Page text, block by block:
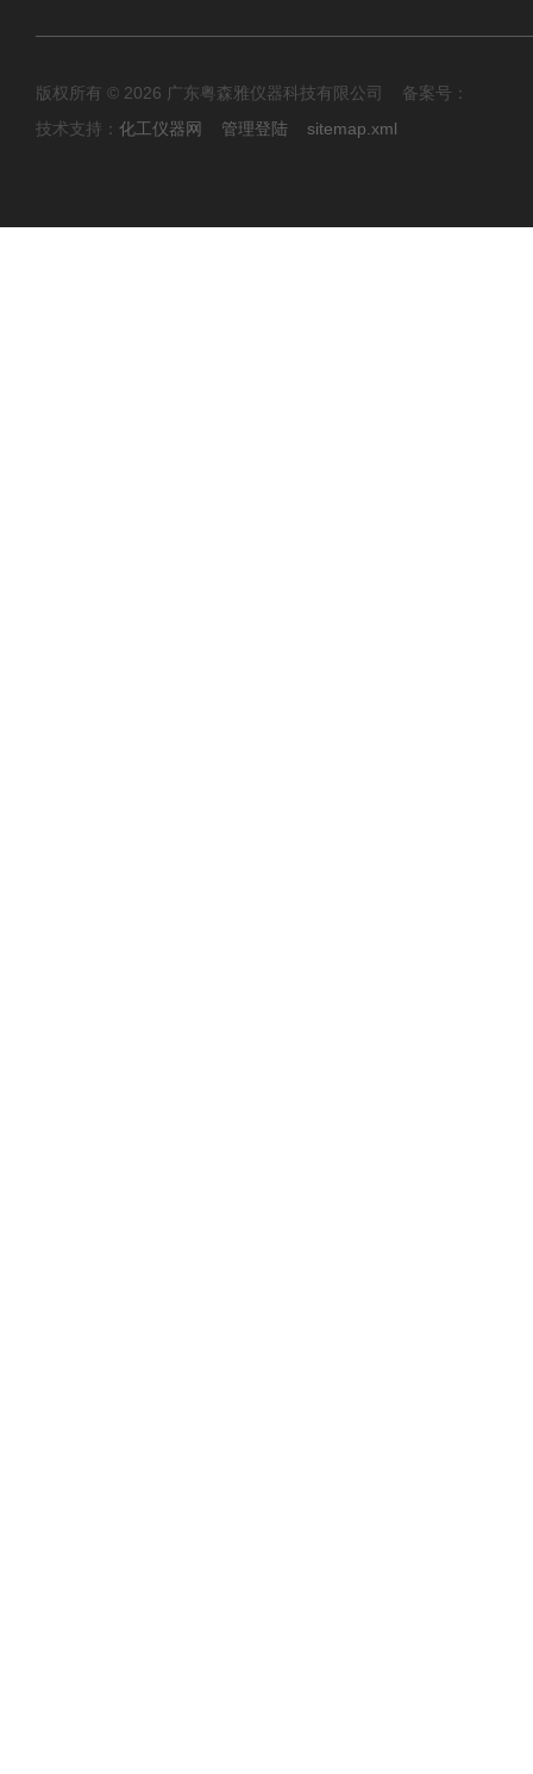
版权所有 © 2026 广东粤森雅仪器科技有限公司 备案号：
技术支持： 化工仪器网 管理登陆 sitemap.xml